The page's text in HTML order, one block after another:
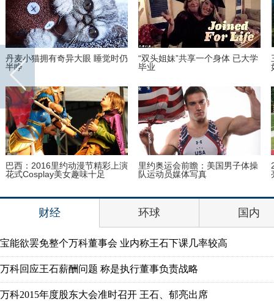
丹麦小猫拥有奇异大眼 睡觉时仍
半睁
“双头姐妹”共享一个身体 已大学
毕业
巴西：2016里约动漫节精彩上演
花式Cosplay美女趣味十足
里约奥运会前瞻：美国男子体操
队运动员媒体写真
财经 环球 国内
宝能欲罢免整个万科董事会 业内称王石下课几率较高
万科回应王石薪酬问题 称是执行董事负责战略
万科2015年度股东大会准时召开 王石、郁亮出席